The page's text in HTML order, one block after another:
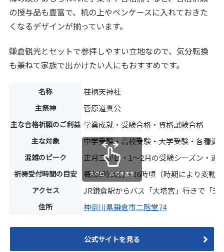
の授与品も豊富で、机の上やペンケースに入れておきた
くなるデザインが揃っています。
鎌倉観光とセットで参拝しやすい立地なので、気分転換
も兼ねて家族で出かけたい人にもおすすめです。
名称 荏柄天神社
主祭神 菅原道真公
主な合格祈願のご利益 学業成就・受験合格・資格試験合格
主な対象 中学受験・高校受験・大学受験・各種資
混雑のピーク 正月三が日・1〜2月の受験シーズン・週
祈祷受付時間の目安 概ね9時30分〜16時頃（時期により変動
アクセス JR鎌倉駅からバス「大塔宮」行きで「天
住所 神奈川県鎌倉市二階堂74
スクロールできます
公式サイトを見る